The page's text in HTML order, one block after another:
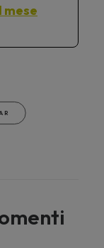
mese